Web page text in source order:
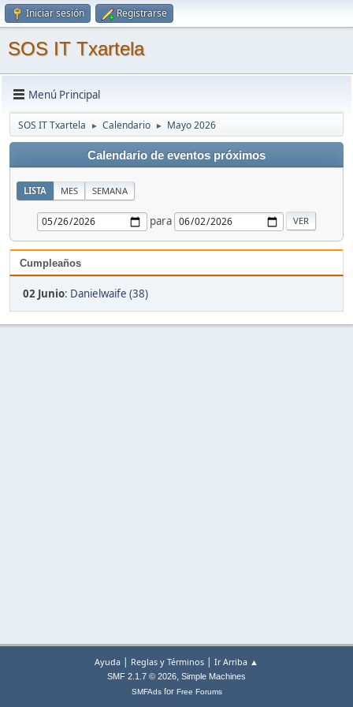
Iniciar sesión Registrarse
SOS IT Txartela
Menú Principal
SOS IT Txartela ► Calendario ► Mayo 2026
Calendario de eventos próximos
LISTA MES SEMANA
para
Cumpleaños
02 Junio: Danielwaife (38)
Ayuda | Reglas y Términos | Ir Arriba ▲
SMF 2.1.7 © 2026, Simple Machines
SMFAdsfor Free Forums